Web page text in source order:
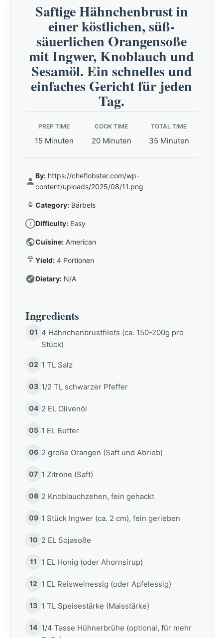
Saftige Hähnchenbrust in
einer köstlichen, süß-
säuerlichen Orangensoße
mit Ingwer, Knoblauch und
Sesamöl. Ein schnelles und
einfaches Gericht für jeden
Tag.
PREP TIME
15 Minuten
COOK TIME
20 Minuten
TOTAL TIME
35 Minuten
By: https://cheflobster.com/wp-
content/uploads/2025/08/11.png
Category: Bärbels
Difficulty: Easy
Cuisine: American
Yield: 4 Portionen
Dietary: N/A
Ingredients
01 4 Hähnchenbrustfilets (ca. 150-200g pro
Stück)
02 1 TL Salz
03 1/2 TL schwarzer Pfeffer
04 2 EL Olivenöl
05 1 EL Butter
06 2 große Orangen (Saft und Abrieb)
07 1 Zitrone (Saft)
08 2 Knoblauchzehen, fein gehackt
09 1 Stück Ingwer (ca. 2 cm), fein gerieben
10 2 EL Sojasoße
11 1 EL Honig (oder Ahornsirup)
12 1 EL Reisweinessig (oder Apfelessig)
13 1 TL Speisestärke (Maisstärke)
14 1/4 Tasse Hühnerbrühe (optional, für mehr